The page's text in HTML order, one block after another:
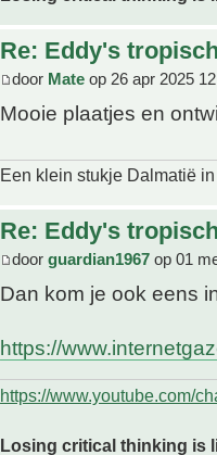
Re: Eddy's
door Mate op 26 apr 2025
Mooie plaatjes en
Een klein stukje Dalmatië
Re: Eddy's
door guardian1967 op 01
Dan kom je ook eens
https://
https://www.youtube.com/
Losing critical thinking is